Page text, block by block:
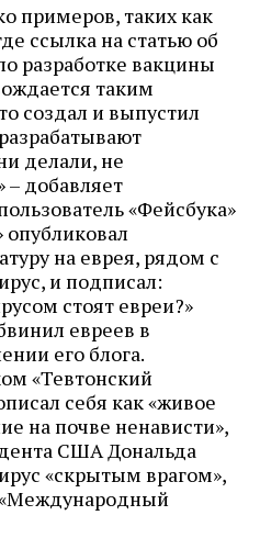
примеров, таких как
ссылка на статью об
разработке вакцины
таким
создал и выпустил
делали, не
– добавляет
«Фейсбука»
на еврея, рядом с
и подписал:
стоят евреи?»
евреев в
его блога.
«Тевтонский
себя как «живое
на почве ненависти»,
США Дональда
«скрытым врагом»,